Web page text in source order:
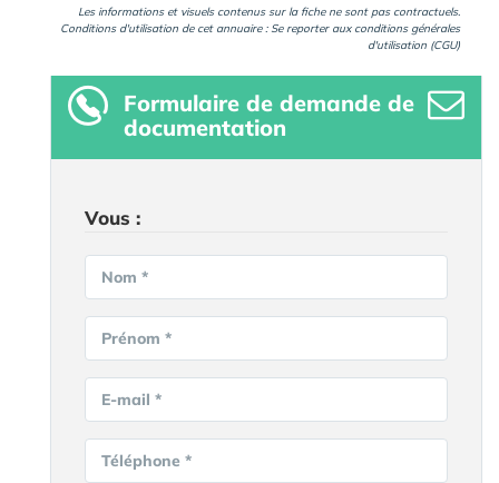
Les informations et visuels contenus sur la fiche ne sont pas contractuels.
Conditions d'utilisation de cet annuaire : Se reporter aux conditions générales
d'utilisation (CGU)
Formulaire de demande de
documentation
Vous :
Nom *
Prénom *
E-mail *
Téléphone *